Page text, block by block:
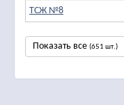
ТСЖ №8
Показать все (651 шт.)